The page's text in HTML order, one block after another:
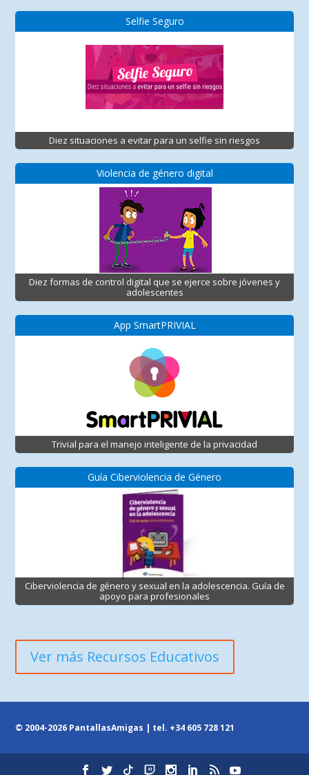
Selfie Seguro
Diez situaciones a evitar para un selfie sin riesgos
Violencia de género digital
Diez formas de control digital que se ejerce sobre jóvenes y
adolescentes
App SmartPRIVIAL
Trivial para el manejo inteligente de la privacidad
Guía Ciberviolencia de Género
Ciberviolencia de género y sexual en la adolescencia. Guía de
apoyo para profesionales
Ver más Recursos Educativos
© 2004-2026 PantallasAmigas | tel. +34 605 728 121